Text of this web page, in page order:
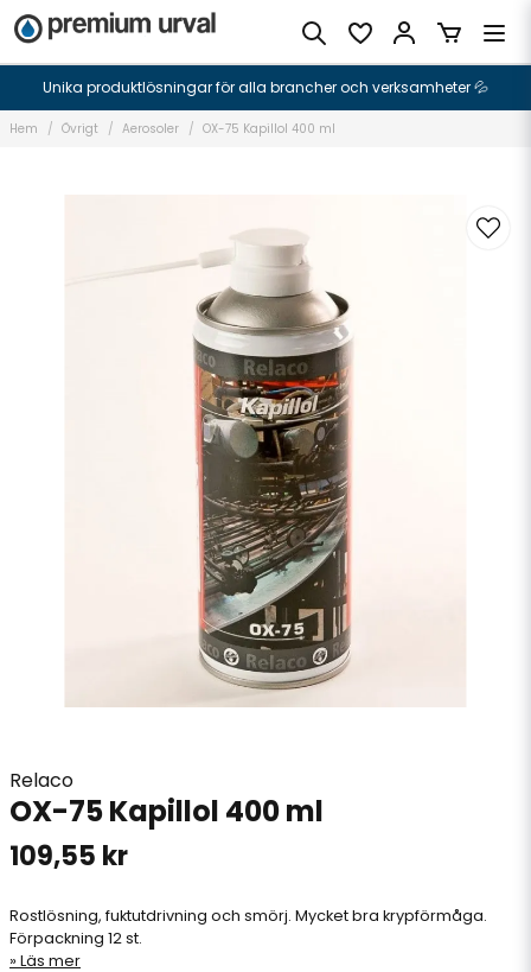
Unika produktlösningar för alla brancher och verksamheter 💦
Hem Övrigt Aerosoler OX-75 Kapillol 400 ml
Relaco
OX-75 Kapillol 400 ml
109,55 kr
Rostlösning, fuktutdrivning och smörj. Mycket bra krypförmåga.
Förpackning 12 st.
Läs mer